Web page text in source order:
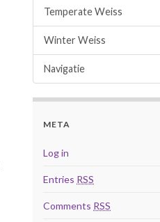
Temperate Weiss
Winter Weiss
Navigatie
META
Log in
Entries RSS
Comments RSS